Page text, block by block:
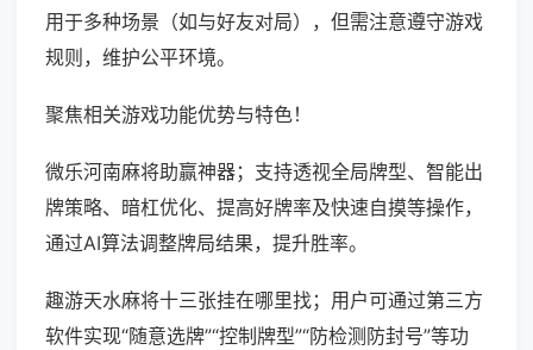
用于多种场景（如与好友对局），但需注意遵守游戏
规则，维护公平环境。
聚焦相关游戏功能优势与特色！
微乐河南麻将助赢神器；支持透视全局牌型、智能出
牌策略、暗杠优化、提高好牌率及快速自摸等操作，
通过AI算法调整牌局结果，提升胜率。
趣游天水麻将十三张挂在哪里找；用户可通过第三方
软件实现“随意选牌”“控制牌型”“防检测防封号”等功